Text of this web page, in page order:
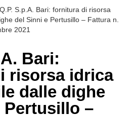
S.p.A. Bari: fornitura di risorsa
del Sinni e Pertusillo – Fattura n.
2021
Bari:
risorsa idrica
dalle dighe
Pertusillo –